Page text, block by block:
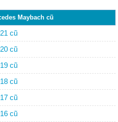
Maybach cũ
cũ
cũ
cũ
cũ
cũ
cũ